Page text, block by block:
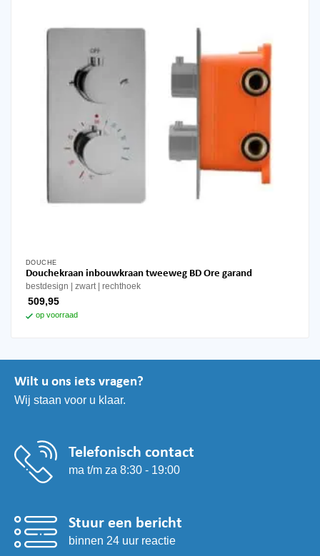
DOUCHE
Douchekraan inbouwkraan tweeweg BD Ore garand
bestdesign zwart rechthoek
509,95
op voorraad
Wilt u ons iets vragen?
Wij staan voor u klaar.
Telefonisch contact
ma t/m za 8:30 - 19:00
Stuur een bericht
binnen 24 uur reactie